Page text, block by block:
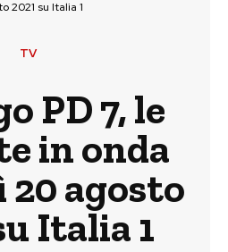
2021 su Italia 1
TV
PD 7, le
in onda
agosto
Italia 1